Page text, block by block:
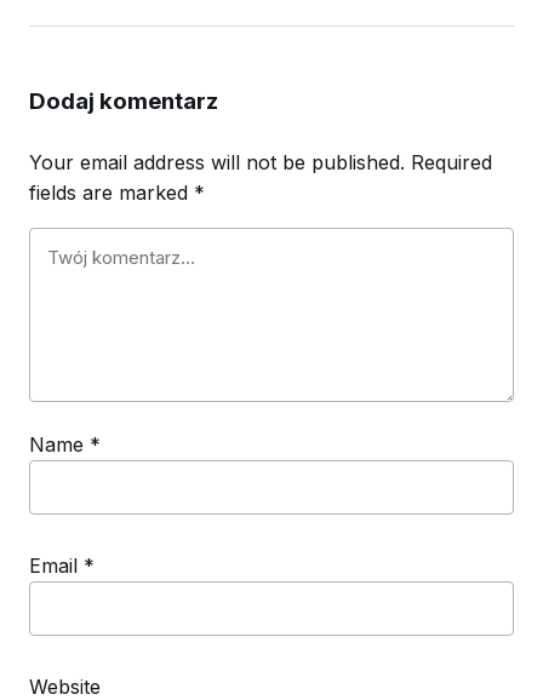
Dodaj komentarz
Your email address will not be published. Required
fields are marked *
Name *
Email *
Website